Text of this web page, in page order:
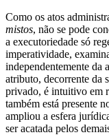
Como os atos
mistos, não se pode
a executoriedade só
imperatividade,
independentemente da
atributo, decorrente da
privado, é intuitivo em
também está presente
ampliou a esfera
ser acatada pelos